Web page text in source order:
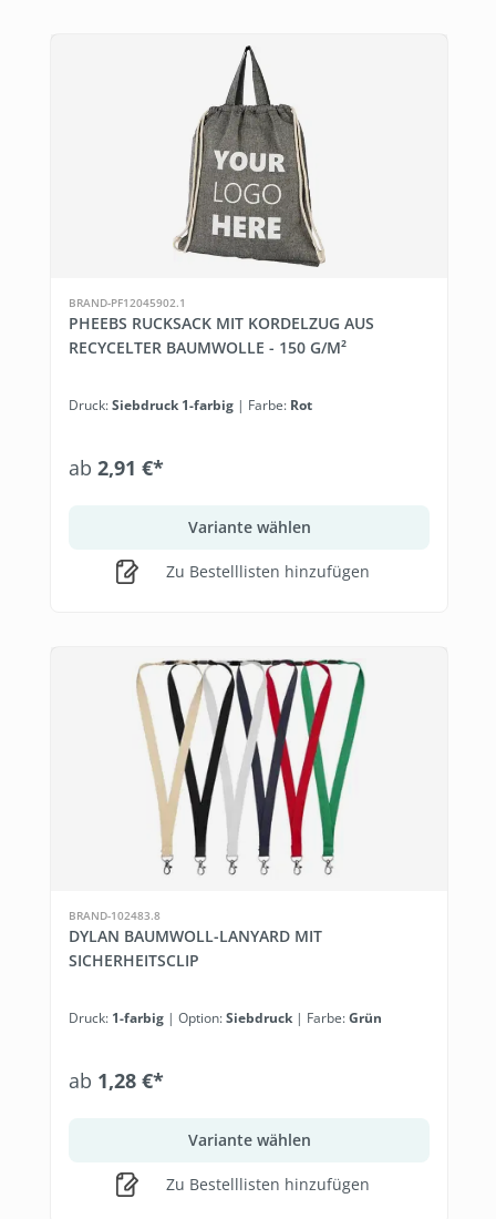
BRAND-PF12045902.1
PHEEBS RUCKSACK MIT KORDELZUG AUS
RECYCELTER BAUMWOLLE - 150 G/M²
Druck:Siebdruck 1-farbig | Farbe: Rot
ab 2,91 €*
Variante wählen
Zu Bestelllisten hinzufügen
BRAND-102483.8
DYLAN BAUMWOLL-LANYARD MIT
SICHERHEITSCLIP
Druck: 1-farbig | Option:Siebdruck | Farbe:Grün
ab 1,28 €*
Variante wählen
Zu Bestelllisten hinzufügen